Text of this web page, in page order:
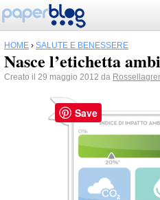
HOME › SALUTE E BENESSERE
Nasce l’etichetta
Creato il 29 maggio 2012 da
Save